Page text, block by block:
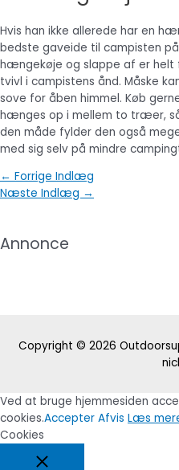
Hvis han ikke allerede har en
bedste gaveide til campisten
hængekøje og slappe af er helt
tvivl i campistens ånd. Måske
sove for åben himmel. Køb
hænges op i mellem to træer,
den måde fylder den også
med sig selv på mindre
Indlægsnavigation
← Forrige Indlæg
Næste Indlæg →
Annonce
Copyright © 2026
Ved at bruge hjemmesiden
cookies.Accepter Afvis Læs
Cookies